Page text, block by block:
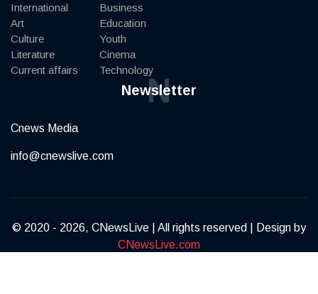
International
Art
Culture
Literature
Current affairs
Business
Education
Youth
Cinema
Technology
Newsletter
N
Cnews Media
info@cnewslive.com
© 2020 - 2026, CNewsLive | All rights reserved | Design by
CNewsLive.com